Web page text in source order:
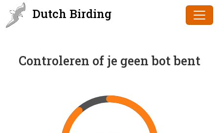
Dutch Birding
Controleren of je geen bot bent